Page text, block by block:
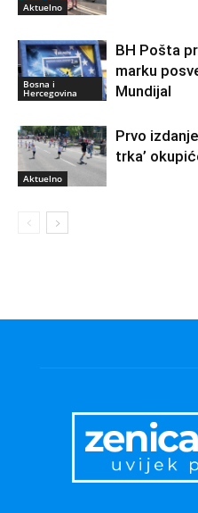
Aktuelno
Bosna i
Hercegovina
BH Pošta
marku
Mundijal
Aktuelno
Prvo
trka’